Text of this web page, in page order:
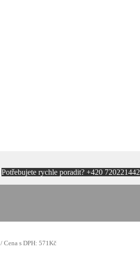
Potřebujete rychle poradit? +420 720221442
/ Cena s DPH: 571 Kč